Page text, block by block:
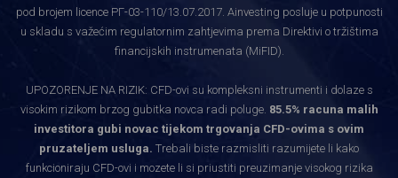
pod brojem licence РГ-03-110/13.07.2017. Ainvesting posluje u potpunosti
u skladu s važećim regulatornim zahtjevima prema Direktivi o tržištima
financijskih instrumenata (MiFID).
UPOZORENJE NA RIZIK: CFD-ovi su kompleksni instrumenti i dolaze s
visokim rizikom brzog gubitka novca radi poluge. 85.5% racuna malih
investitora gubi novac tijekom trgovanja CFD-ovima s ovim
pruzateljem usluga. Trebali biste razmisliti razumijete li kako
funkcioniraju CFD-ovi i mozete li si priustiti preuzimanje visokog rizika